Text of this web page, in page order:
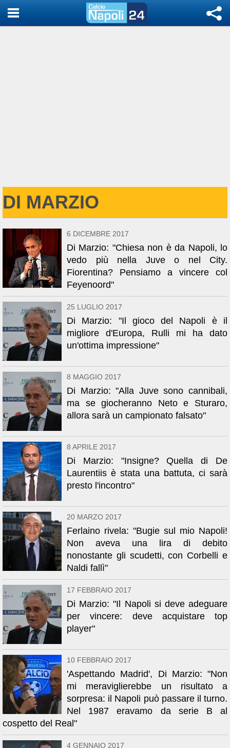
DI MARZIO
6 DICEMBRE 2017
Di Marzio: "Chiesa non è da Napoli, lo
vedo più nella Juve o nel City.
Fiorentina? Pensiamo a vincere col
Feyenoord"
25 LUGLIO 2017
Di Marzio: "Il gioco del Napoli è il
migliore d'Europa, Rulli mi ha dato
un'ottima impressione"
8 MAGGIO 2017
Di Marzio: "Alla Juve sono cannibali,
ma se giocheranno Neto e Sturaro,
allora sarà un campionato falsato"
8 APRILE 2017
Di Marzio: "Insigne? Quella di De
Laurentiis è stata una battuta, ci sarà
presto l'incontro"
20 MARZO 2017
Ferlaino rivela: "Bugie sul mio Napoli!
Non aveva una lira di debito
nonostante gli scudetti, con Corbelli e
Naldi fallì"
17 FEBBRAIO 2017
Di Marzio: "Il Napoli si deve adeguare
per vincere: deve acquistare top
player"
10 FEBBRAIO 2017
'Aspettando Madrid', Di Marzio: "Non
mi meraviglierebbe un risultato a
sorpresa: il Napoli può passare il turno.
Nel 1987 eravamo da serie B al
cospetto del Real"
4 GENNAIO 2017